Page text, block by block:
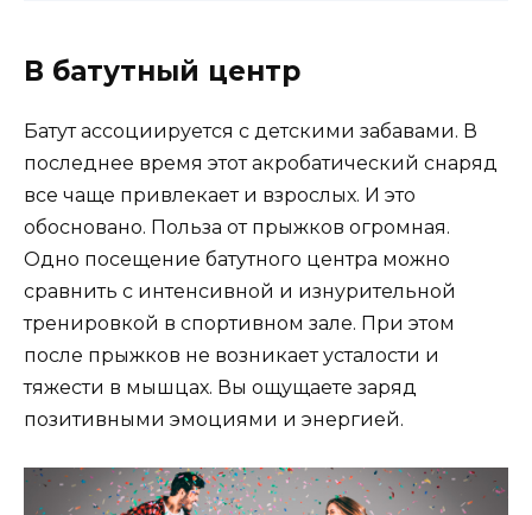
В батутный центр
Батут ассоциируется с детскими забавами. В
последнее время этот акробатический снаряд
все чаще привлекает и взрослых. И это
обосновано. Польза от прыжков огромная.
Одно посещение батутного центра можно
сравнить с интенсивной и изнурительной
тренировкой в спортивном зале. При этом
после прыжков не возникает усталости и
тяжести в мышцах. Вы ощущаете заряд
позитивными эмоциями и энергией.